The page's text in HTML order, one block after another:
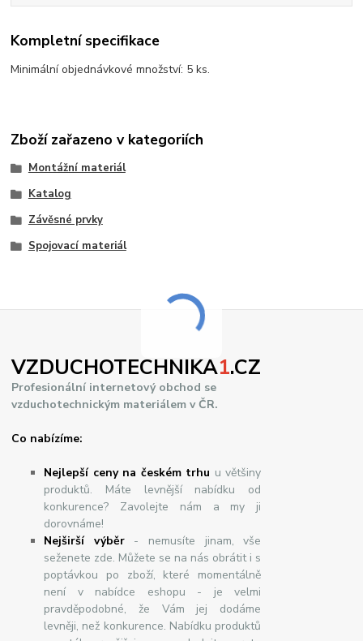
Kompletní specifikace
Minimální objednávkové množství: 5 ks.
Zboží zařazeno v kategoriích
Montážní materiál
Katalog
Závěsné prvky
Spojovací materiál
VZDUCHOTECHNIKA1.CZ
Profesionální internetový obchod se
vzduchotechnickým materiálem v ČR.
Co nabízíme:
Nejlepší ceny na českém trhu u většiny
produktů. Máte levnější nabídku od
konkurence? Zavolejte nám a my ji
dorovnáme!
Nejširšívýběr- nemusíte jinam, vše
seženete zde. Můžete se na nás obrátit i s
poptávkou po zboží, které momentálně
není v nabídce eshopu - je velmi
pravděpodobné, že Vám jej dodáme
levněji, než konkurence. Nabídku produktů